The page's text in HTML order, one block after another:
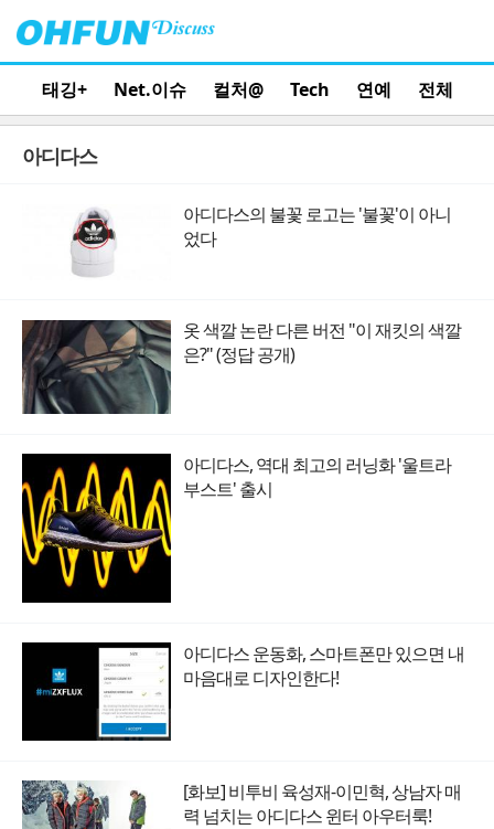
태깅+ Net.이슈 컬처@ Tech 연예 전체
아디다스
아디다스의 불꽃 로고는 '불꽃'이 아니
었다
옷 색깔 논란 다른 버전 "이 재킷의 색깔
은?" (정답 공개)
아디다스, 역대 최고의 러닝화 '울트라
부스트' 출시
아디다스 운동화, 스마트폰만 있으면 내
마음대로 디자인한다!
[화보] 비투비 육성재-이민혁, 상남자 매
력 넘치는 아디다스 윈터 아우터룩!